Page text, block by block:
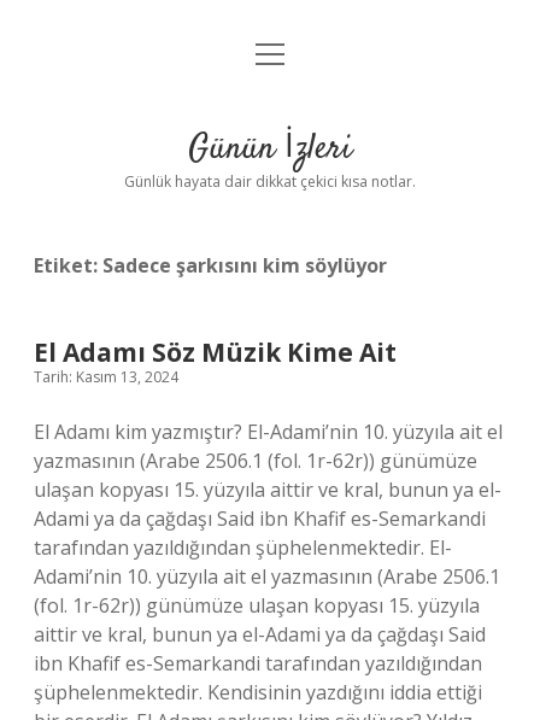
Anasayfa
Yasal Uyarı
menüyü
Günün İzleri
Günlük hayata dair dikkat çekici kısa notlar.
Etiket: Sadece şarkısını kim söylüyor
El Adamı Söz Müzik Kime Ait
Tarih: Kasım 13, 2024
El Adamı kim yazmıştır? El-Adami’nin 10. yüzyıla ait el
yazmasının (Arabe 2506.1 (fol. 1r-62r)) günümüze
ulaşan kopyası 15. yüzyıla aittir ve kral, bunun ya el-
Adami ya da çağdaşı Said ibn Khafif es-Semarkandi
tarafından yazıldığından şüphelenmektedir. El-
Adami’nin 10. yüzyıla ait el yazmasının (Arabe 2506.1
(fol. 1r-62r)) günümüze ulaşan kopyası 15. yüzyıla
aittir ve kral, bunun ya el-Adami ya da çağdaşı Said
ibn Khafif es-Semarkandi tarafından yazıldığından
şüphelenmektedir. Kendisinin yazdığını iddia ettiği